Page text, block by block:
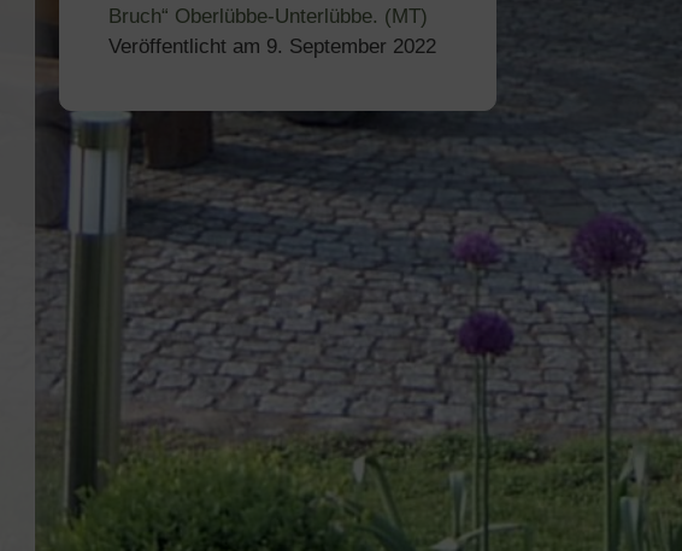
Bruch“ Oberlübbe-Unterlübbe. (MT)
Veröffentlicht am 9. September 2022